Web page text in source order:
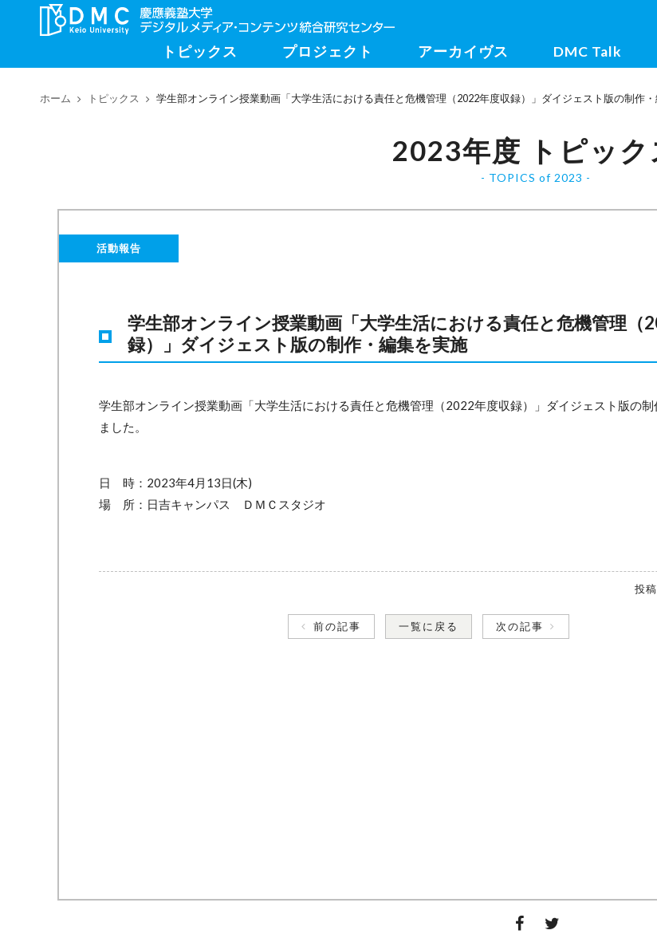
トピックス プロジェクト アーカイヴス DMC Talk
ホーム トピックス 学生部オンライン授業動画「大学生活における責任と危機管理（2022年度収録）」ダイジェスト版の制作
2023年度 トピック
TOPICS of 2023
活動報告
学生部オンライン授業動画「大学生活における責任と危機管理（
録）」ダイジェスト版の制作・編集を実施
学生部オンライン授業動画「大学生活における責任と危機管理（2022年度収録）」ダイジェスト版の制
ました。
日 時：2023年4月13日(木)
場 所：日吉キャンパス ＤＭＣスタジオ
投稿
前の記事 一覧に戻る 次の記事